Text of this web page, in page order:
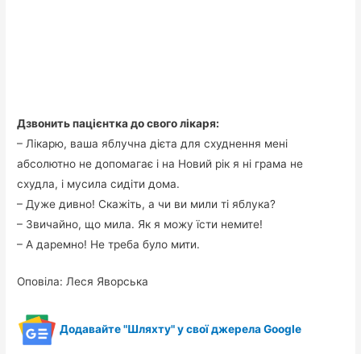
Дзвонить пацієнтка до свого лікаря:
– Лікарю, ваша яблучна дієта для схуднення мені
абсолютно не допомагає і на Новий рік я ні грама не
схудла, і мусила сидіти дома.
– Дуже дивно! Скажіть, а чи ви мили ті яблука?
– Звичайно, що мила. Як я можу їсти немите!
– А даремно! Не треба було мити.
Оповіла: Леся Яворська
Додавайте "Шляхту" у свої джерела Google